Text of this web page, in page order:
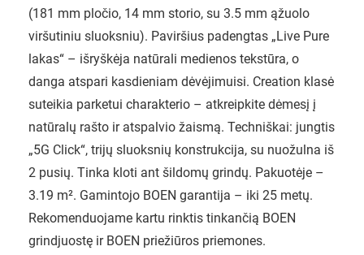
(181 mm pločio, 14 mm storio, su 3.5 mm ąžuolo
viršutiniu sluoksniu). Paviršius padengtas „Live Pure
lakas“ – išryškėja natūrali medienos tekstūra, o
danga atspari kasdieniam dėvėjimuisi. Creation klasė
suteikia parketui charakterio – atkreipkite dėmesį į
natūralų rašto ir atspalvio žaismą. Techniškai: jungtis
„5G Click“, trijų sluoksnių konstrukcija, su nuožulna iš
2 pusių. Tinka kloti ant šildomų grindų. Pakuotėje –
3.19 m². Gamintojo BOEN garantija – iki 25 metų.
Rekomenduojame kartu rinktis tinkančią BOEN
grindjuostę ir BOEN priežiūros priemones.